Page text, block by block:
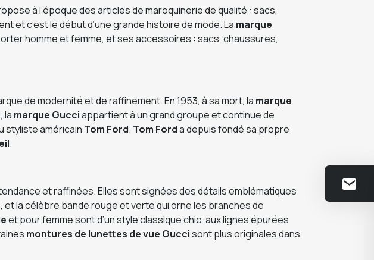
à l’époque des articles de maroquinerie de qualité : sacs,
et c’est le début d’une grande histoire de mode. La marque
homme et femme, et ses accessoires : sacs, chaussures,
de modernité et de raffinement. En 1953, à sa mort, la marque
la marque Gucciappartient à un grand groupe et continue de
styliste américain Tom Ford. Tom Forda depuis fondé sa propre
.
et raffinées. Elles sont signées des détails emblématiques
la célèbre bande rouge et verte qui orne les branches de
et pour femme sont d’un style classique chic, aux lignes épurées
montures de lunettes de vue Guccisont plus originales dans